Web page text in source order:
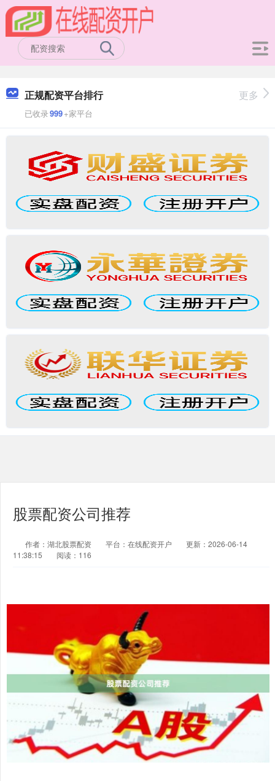
正规配资平台排行
已收录999+家平台
更多
股票配资公司推荐
作者：湖北股票配资 平台：在线配资开户
更新：2026-06-14
11:38:15
阅读：116